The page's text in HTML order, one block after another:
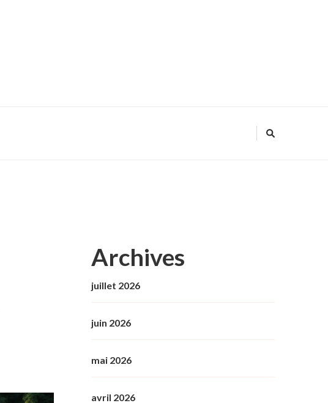
Archives
juillet 2026
juin 2026
mai 2026
avril 2026